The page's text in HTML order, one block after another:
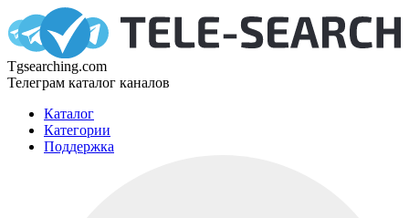
Tgsearching.com
Телеграм каталог каналов
Каталог
Категории
Поддержка